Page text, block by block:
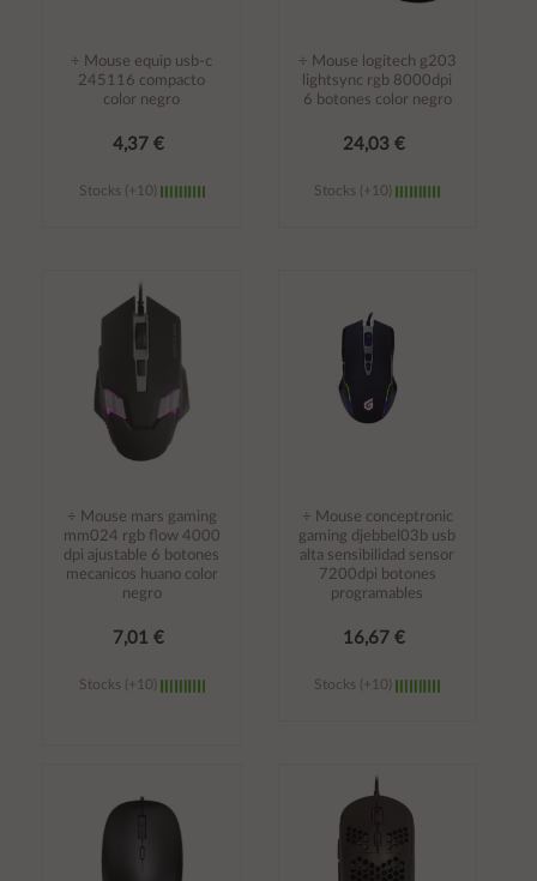
÷ Mouse equip usb-c
245116 compacto
color negro
4,37 €
Stocks (+10)
carrito
÷ Mouse logitech g203
lightsync rgb 8000dpi
6 botones color negro
24,03 €
Stocks (+10)
÷ Mouse mars gaming
mm024 rgb flow 4000
dpi ajustable 6 botones
mecanicos huano color
negro
7,01 €
Stocks (+10)
carrito
÷ Mouse conceptronic
gaming djebbel03b usb
alta sensibilidad sensor
7200dpi botones
programables
16,67 €
Stocks (+10)
carrito